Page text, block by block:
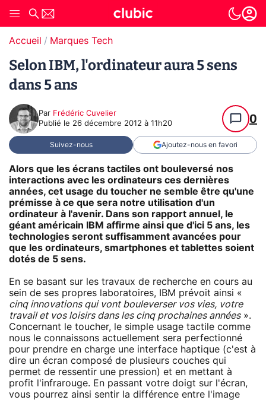
Accueil Marques Tech
Selon IBM, l'ordinateur aura 5 sens
dans 5 ans
Par Frédéric Cuvelier
Publié le 26 décembre 2012 à 11h20 0
Suivez-nous Ajoutez-nous en favori
Alors que les écrans tactiles ont bouleversé nos
interactions avec les ordinateurs ces dernières
années, cet usage du toucher ne semble être qu'une
prémisse à ce que sera notre utilisation d'un
ordinateur à l'avenir. Dans son rapport annuel, le
géant américain IBM affirme ainsi que d'ici 5 ans, les
technologies seront suffisamment avancées pour
que les ordinateurs, smartphones et tablettes soient
dotés de 5 sens.
En se basant sur les travaux de recherche en cours au
sein de ses propres laboratoires, IBM prévoit ainsi «
cinq innovations qui vont bouleverser vos vies, votre
travail et vos loisirs dans les cinq prochaines années».
Concernant le toucher, le simple usage tactile comme
nous le connaissons actuellement sera perfectionné
pour prendre en charge une interface haptique (c'est à
dire un écran composé de plusieurs couches qui
permet de ressentir une pression) et en mettant à
profit l'infrarouge. En passant votre doigt sur l'écran,
vous pourrez ainsi sentir la différence entre l'image